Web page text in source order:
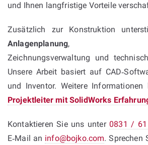
und Ihnen langfristige Vorteile
Zusätzlich zur Konstruktion
Anlagenplanung,
Zeichnungsverwaltung und
Unsere Arbeit basiert auf
und Inventor. Weitere Informationen
Projektleiter mit SolidWorks
Kontaktieren Sie uns unter0831 /
E‑Mail an info@bojko.com. Sprechen